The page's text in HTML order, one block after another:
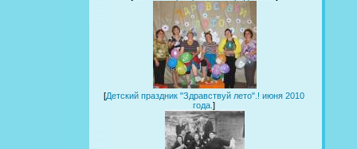
[Детский праздник "Здравствуй лето".! июня 2010
года.]